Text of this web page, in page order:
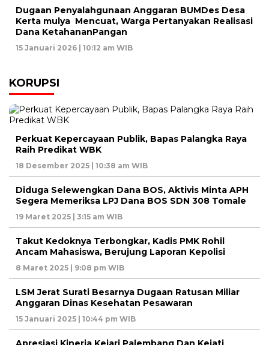
Dugaan Penyalahgunaan Anggaran BUMDes Desa
Kerta mulya Mencuat, Warga Pertanyakan Realisasi
Dana KetahananPangan
15 Januari 2026 | 10:12 am WIB
KORUPSI
Perkuat Kepercayaan Publik, Bapas Palangka Raya
Raih Predikat WBK
18 Desember 2025 | 10:38 am WIB
Diduga Selewengkan Dana BOS, Aktivis Minta APH
Segera Memeriksa LPJ Dana BOS SDN 308 Tomale
19 Maret 2025 | 3:15 am WIB
Takut Kedoknya Terbongkar, Kadis PMK Rohil
Ancam Mahasiswa, Berujung Laporan Kepolisi
8 Maret 2025 | 9:08 pm WIB
LSM Jerat Surati Besarnya Dugaan Ratusan Miliar
Anggaran Dinas Kesehatan Pesawaran
15 Januari 2025 | 10:44 pm WIB